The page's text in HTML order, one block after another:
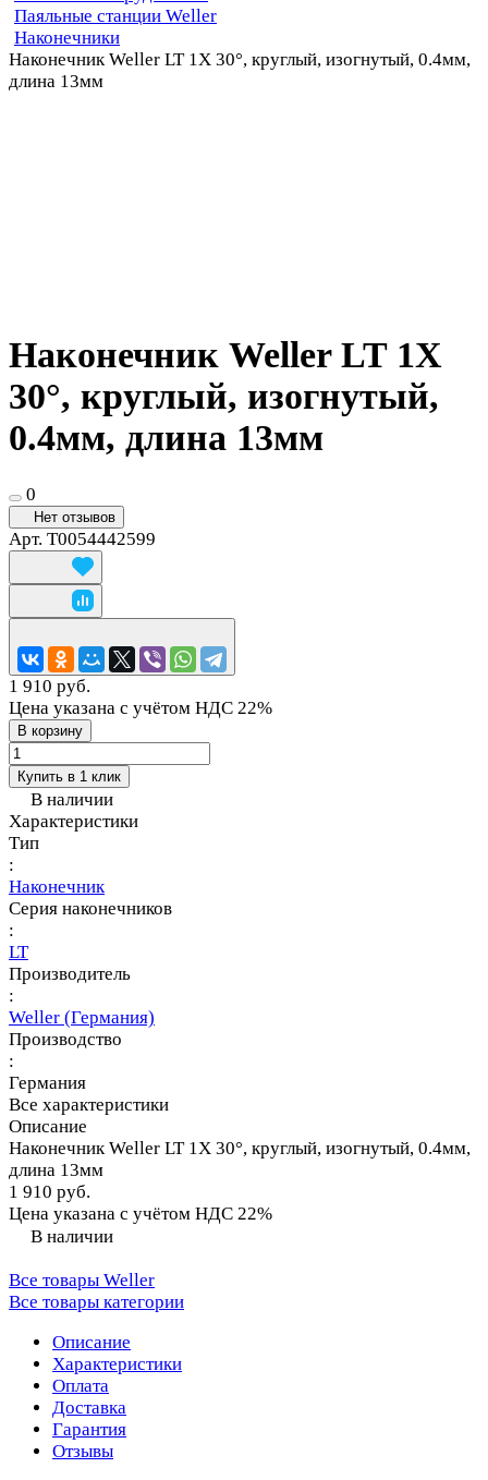
Паяльные станции Weller
Наконечники
Наконечник Weller LT 1X 30°, круглый, изогнутый, 0.4мм,
длина 13мм
Наконечник Weller LT 1X
30°, круглый, изогнутый,
0.4мм, длина 13мм
0
Нет отзывов
Арт. T0054442599
1 910 руб.
Цена указана с учётом НДС 22%
В корзину
Купить в 1 клик
В наличии
Характеристики
Тип
:
Наконечник
Серия наконечников
:
LT
Производитель
:
Weller (Германия)
Производство
:
Германия
Все характеристики
Описание
Наконечник Weller LT 1X 30°, круглый, изогнутый, 0.4мм,
длина 13мм
1 910 руб.
Цена указана с учётом НДС 22%
В наличии
Все товары Weller
Все товары категории
Описание
Характеристики
Оплата
Доставка
Гарантия
Отзывы